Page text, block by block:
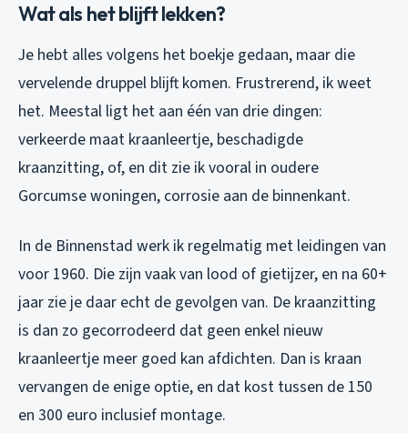
Wat als het blijft lekken?
Je hebt alles volgens het boekje gedaan, maar die
vervelende druppel blijft komen. Frustrerend, ik weet
het. Meestal ligt het aan één van drie dingen:
verkeerde maat kraanleertje, beschadigde
kraanzitting, of, en dit zie ik vooral in oudere
Gorcumse woningen, corrosie aan de binnenkant.
In de Binnenstad werk ik regelmatig met leidingen van
voor 1960. Die zijn vaak van lood of gietijzer, en na 60+
jaar zie je daar echt de gevolgen van. De kraanzitting
is dan zo gecorrodeerd dat geen enkel nieuw
kraanleertje meer goed kan afdichten. Dan is kraan
vervangen de enige optie, en dat kost tussen de 150
en 300 euro inclusief montage.